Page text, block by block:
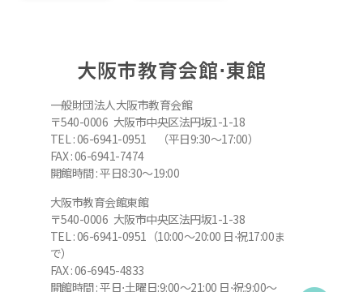
大阪市教育会館⋅東館
一般財団法人大阪市教育会館
〒540-0006 大阪市中央区法円坂1-1-18
TEL : 06-6941-0951 （平日9:30～17:00）
FAX : 06-6941-7474
開館時間 : 平日8:30～19:00
大阪市教育会館東館
〒540-0006 大阪市中央区法円坂1-1-38
TEL : 06-6941-0951（10:00～20:00 日⋅祝17:00ま
で）
FAX : 06-6945-4833
開館時間 : 平日⋅土曜日:9:00～21:00 日⋅祝:9:00～